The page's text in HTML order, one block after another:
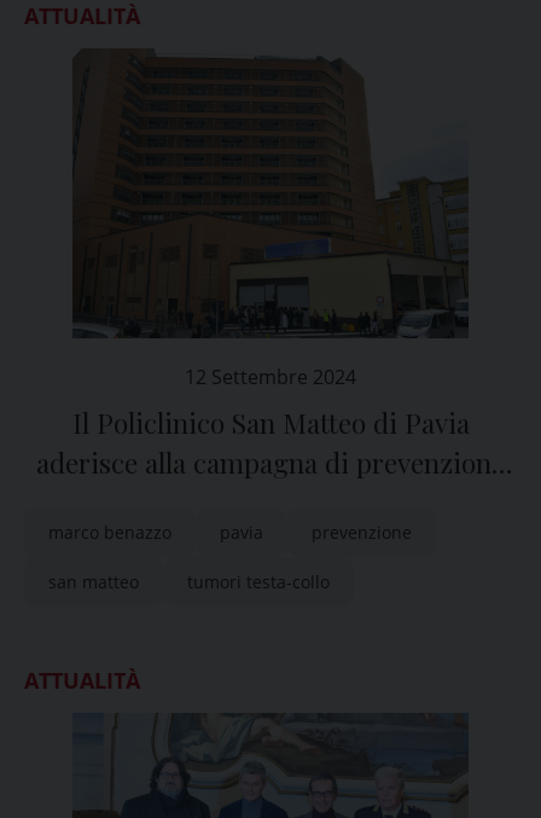
ATTUALITÀ
12 Settembre 2024
Il Policlinico San Matteo di Pavia
aderisce alla campagna di prevenzione
marco benazzo pavia prevenzione
san matteo tumori testa-collo
ATTUALITÀ